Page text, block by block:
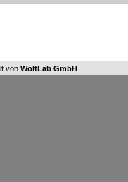
von WoltLab GmbH